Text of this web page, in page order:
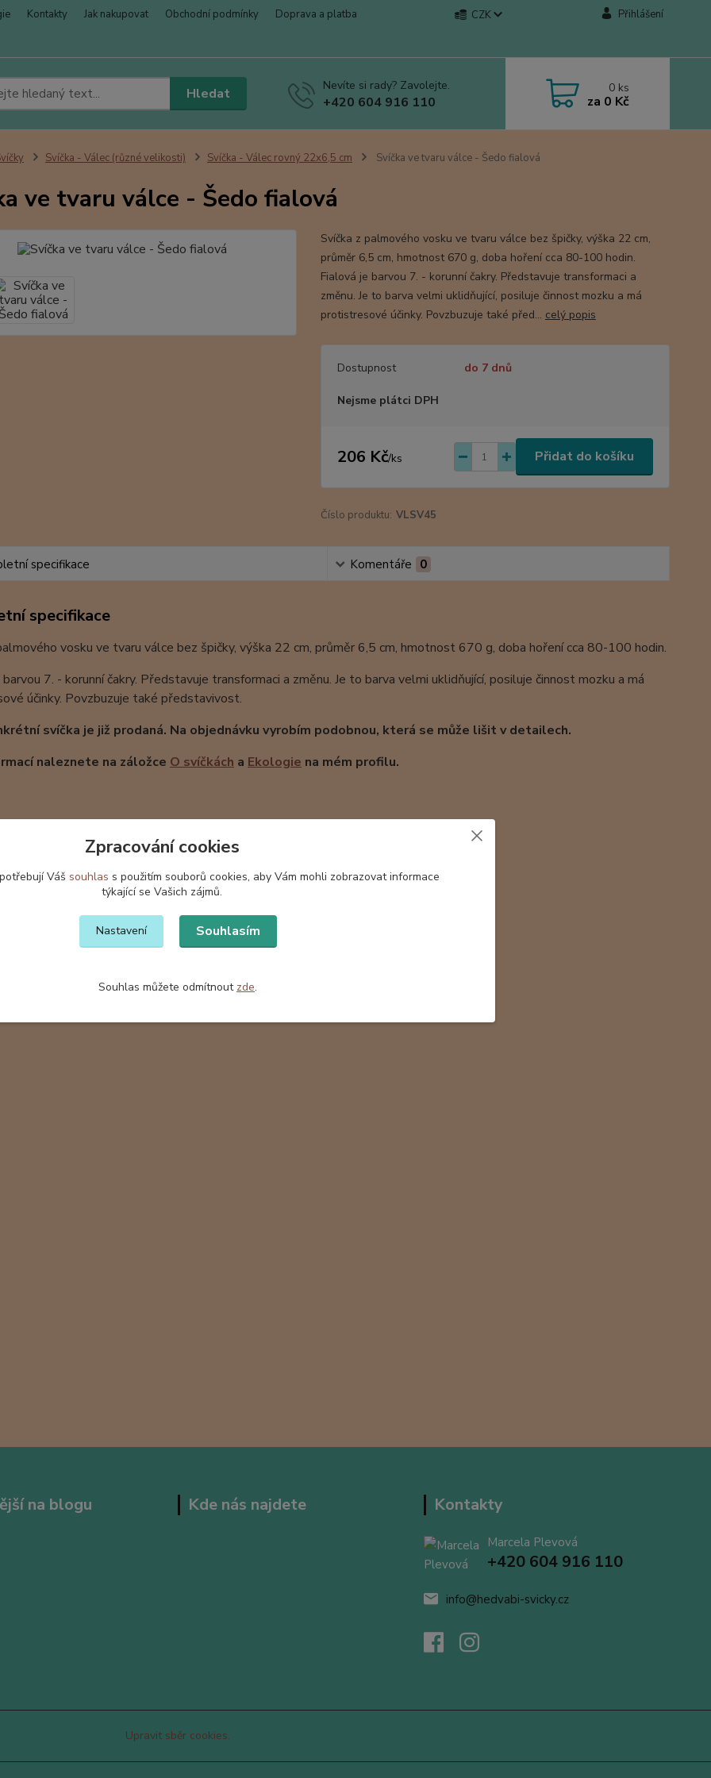
Kontakty Jak nakupovat Obchodní podmínky
Doprava a platba
CZK Přihlášení
Hledat Nevíte si rady? Zavolejte.
+420 604 916 110
0 ks
za 0 Kč
Svíčka - Válec (různé velikosti) Svíčka - Válec rovný 22x6,5 cm Svíčka ve tvaru válce - Šedo fialová
ve tvaru válce - Šedo fialová
Svíčka z palmového vosku ve tvaru válce bez špičky, výška 22 cm,
průměr 6,5 cm, hmotnost 670 g, doba hoření cca 80-100 hodin.
Fialová je barvou 7. - korunní čakry. Představuje transformaci a
změnu. Je to barva velmi uklidňující, posiluje činnost mozku a má
protistresové účinky. Povzbuzuje také před... celý popis
Dostupnost do 7 dnů
Nejsme plátci DPH
206 Kč/ks Přidat do košíku
Číslo produktu: VLSV45
specifikace Komentáře 0
specifikace
vosku ve tvaru válce bez špičky, výška 22 cm, průměr 6,5 cm, hmotnost 670 g, doba hoření cca 80-100 hodin.
7. - korunní čakry. Představuje transformaci a změnu. Je to barva velmi uklidňující, posiluje činnost mozku a má
účinky. Povzbuzuje také představivost.
svíčka je již prodaná. Na objednávku vyrobím podobnou, která se může lišit v detailech.
naleznete na záložce O svíčkách a Ekologie na mém profilu.
v kategoriích
Svíčka - Válec (různé
velikosti)
na blogu Kde nás najdete Kontakty
Marcela Plevová
+420 604 916 110
info@hedvabi-svicky.cz
Upravit sběr cookies.
Zpracování cookies
Váš souhlas s použitím souborů cookies, aby Vám mohli zobrazovat informace
týkající se Vašich zájmů.
Nastavení Souhlasím
Souhlas můžete odmítnout zde.